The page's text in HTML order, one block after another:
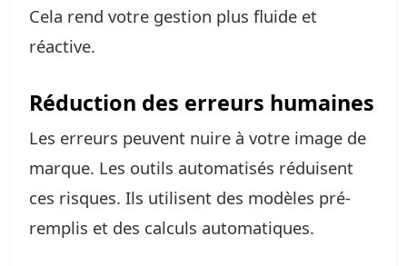
Cela rend votre gestion plus fluide et
réactive.
Réduction des erreurs humaines
Les erreurs peuvent nuire à votre image de
marque. Les outils automatisés réduisent
ces risques. Ils utilisent des modèles pré-
remplis et des calculs automatiques.